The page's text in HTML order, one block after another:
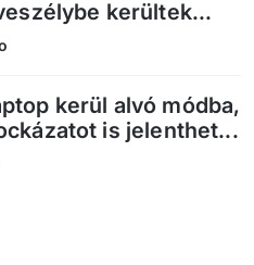
kerültek...
kerül alvó módba,
is jelenthet...